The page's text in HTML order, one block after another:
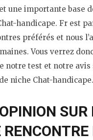
une importante base
handicape. Fr est
préférés et nous
Vous verrez
notre test et notre avis
niche Chat-
SUR
RENCONTRE